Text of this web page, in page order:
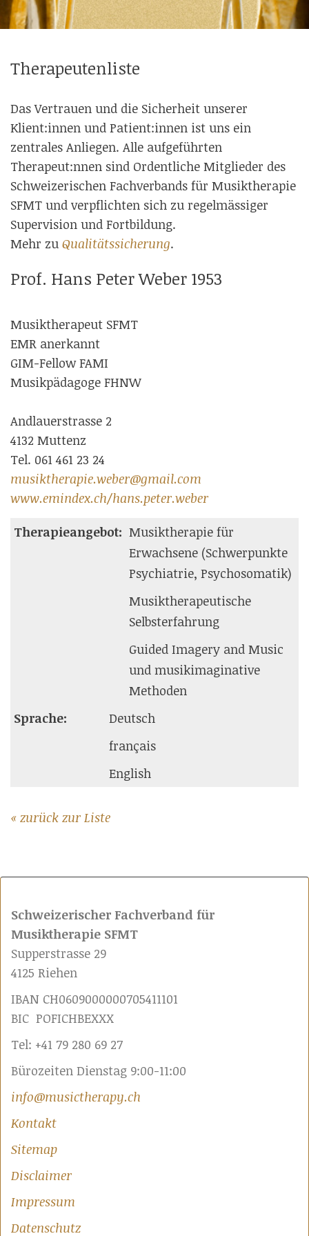
Therapeutenliste
Das Vertrauen und die Sicherheit unserer
Klient:innen und Patient:innen ist uns ein
zentrales Anliegen. Alle aufgeführten
Therapeut:nnen sind Ordentliche Mitglieder des
Schweizerischen Fachverbands für Musiktherapie
SFMT und verpflichten sich zu regelmässiger
Supervision und Fortbildung.
Mehr zu Qualitätssicherung.
Prof. Hans Peter Weber 1953
Musiktherapeut SFMT
EMR anerkannt
GIM-Fellow FAMI
Musikpädagoge FHNW
Andlauerstrasse 2
4132 Muttenz
Tel. 061 461 23 24
musiktherapie.weber@gmail.com
www.emindex.ch/hans.peter.weber
Therapieangebot: Musiktherapie für
Erwachsene (Schwerpunkte
Psychiatrie, Psychosomatik)
Musiktherapeutische
Selbsterfahrung
Guided Imagery and Music
und musikimaginative
Methoden
Sprache:
Deutsch
français
English
« zurück zur Liste
Schweizerischer Fachverband für
Musiktherapie SFMT
Supperstrasse 29
4125 Riehen
IBAN CH0609000000705411101
BIC POFICHBEXXX
Tel: +41 79 280 69 27
Bürozeiten Dienstag 9:00-11:00
info@musictherapy.ch
Kontakt
Sitemap
Disclaimer
Impressum
Datenschutz